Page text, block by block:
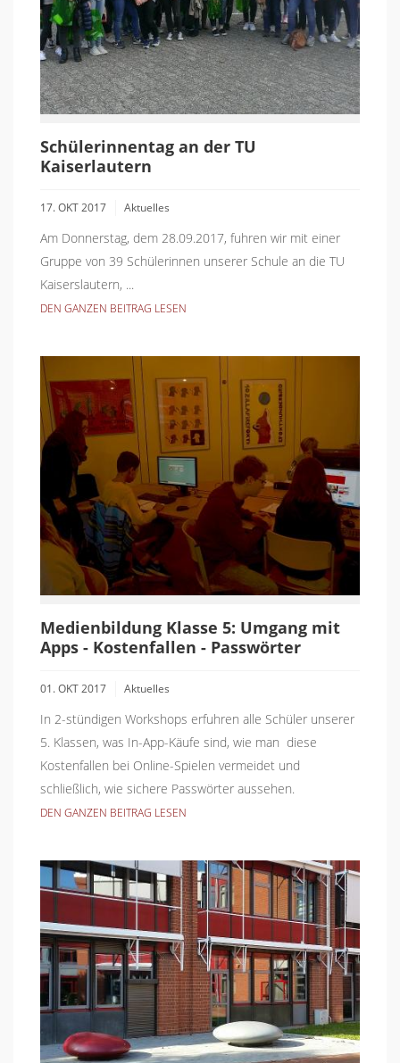
Schülerinnentag an der TU
Kaiserlautern
17. OKT 2017 Aktuelles
Am Donnerstag, dem 28.09.2017, fuhren wir mit einer
Gruppe von 39 Schülerinnen unserer Schule an die TU
Kaiserslautern, ...
DEN GANZEN BEITRAG LESEN
Medienbildung Klasse 5: Umgang mit
Apps - Kostenfallen - Passwörter
01. OKT 2017 Aktuelles
In 2-stündigen Workshops erfuhren alle Schüler unserer
5. Klassen, was In-App-Käufe sind, wie man diese
Kostenfallen bei Online-Spielen vermeidet und
schließlich, wie sichere Passwörter aussehen.
DEN GANZEN BEITRAG LESEN